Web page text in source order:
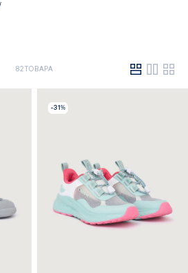
82 ТОВАРА
-31%